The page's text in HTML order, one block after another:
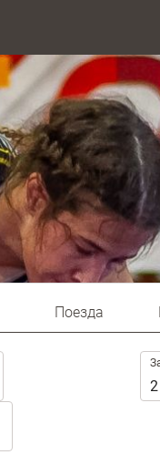
Поезда
2